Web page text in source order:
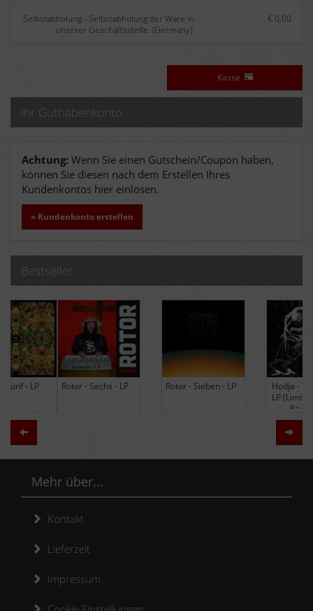
Selbstabholung - Selbstabholung der Ware in
unserer Geschäftsstelle. (Germany):
€ 0,00
Kasse
Ihr Guthabenkonto
Achtung: Wenn Sie einen Gutschein/Coupon haben,
können Sie diesen nach dem Erstellen Ihres
Kundenkontos hier einlösen.
» Kundenkonto erstellen
Bestseller
Rotor - Sechs - LP Rotor - Sieben - LP
Hodja - The Band -
LP (Limited Edition
Zurück
Mehr über...
Kontakt
Lieferzeit
Impressum